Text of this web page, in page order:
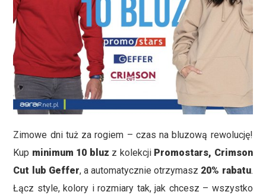
Zimowe dni tuż za rogiem – czas na bluzową rewolucję!
Kup minimum 10 bluz z kolekcji Promostars, Crimson
Cut lub Geffer, a automatycznie otrzymasz 20% rabatu.
Łącz style, kolory i rozmiary tak, jak chcesz – wszystko